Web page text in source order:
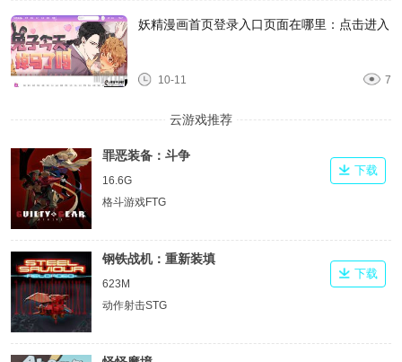
妖精漫画首页登录入口页面在哪里：点击进入
10-11 7
云游戏推荐
罪恶装备：斗争
16.6G
格斗游戏FTG
下载
钢铁战机：重新装填
623M
动作射击STG
下载